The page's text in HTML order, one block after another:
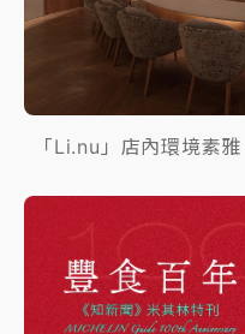
「Li.nu」店內環境素